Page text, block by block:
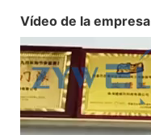
Vídeo de la empresa